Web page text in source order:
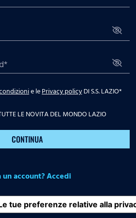
e lePrivacy policyDI S.S. LAZIO*
LE NOVITA DEL MONDO LAZIO
CONTINUA
un account? Accedi
tue preferenze relative alla